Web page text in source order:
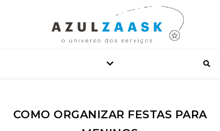
COMO ORGANIZAR FESTAS PARA